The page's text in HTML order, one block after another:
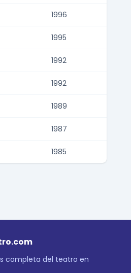
1996
1995
1992
1992
1989
1987
1985
completa del teatro en